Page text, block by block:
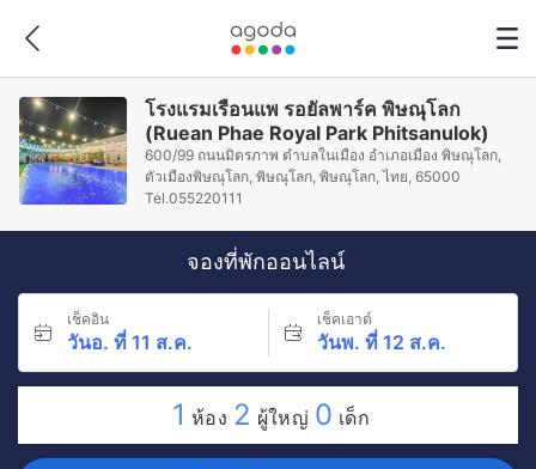
โรงแรมเรือนแพ รอยัลพาร์ค พิษณุโลก
(Ruean Phae Royal Park Phitsanulok)
600/99 ถนนมิตรภาพ ตำบลในเมือง อำเภอเมือง พิษณุโลก,
ตัวเมืองพิษณุโลก, พิษณุโลก, พิษณุโลก, ไทย, 65000
Tel.055220111
จองที่พักออนไลน์
เช็คอิน
วันอ. ที่ 11 ส.ค.
เช็คเอาต์
วันพ. ที่ 12 ส.ค.
1 ห้อง 2 ผู้ใหญ่ 0 เด็ก